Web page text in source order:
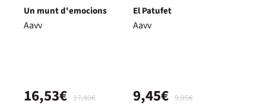
Un munt d'emocions
Aavv
17,40€
16,53€
El Patufet
Aavv
9,95€
9,45€